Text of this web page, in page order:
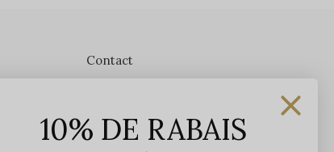
Contact
1650 avenue Jules-Verne, Local 103
G2G 2R1, Québec, Canada
10% DE RABAIS